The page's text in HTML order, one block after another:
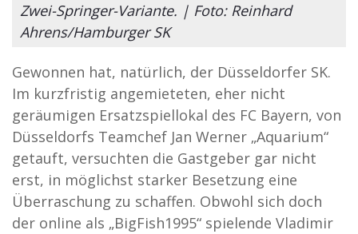
Zwei-Springer-Variante. | Foto: Reinhard
Ahrens/Hamburger SK
Gewonnen hat, natürlich, der Düsseldorfer SK.
Im kurzfristig angemieteten, eher nicht
geräumigen Ersatzspiellokal des FC Bayern, von
Düsseldorfs Teamchef Jan Werner „Aquarium“
getauft, versuchten die Gastgeber gar nicht
erst, in möglichst starker Besetzung eine
Überraschung zu schaffen. Obwohl sich doch
der online als „BigFish1995“ spielende Vladimir